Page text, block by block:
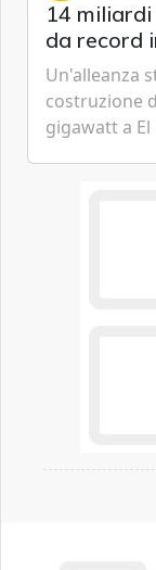
14
da record
Un'alleanza
costruzione
gigawatt a